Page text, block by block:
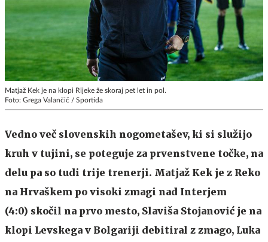
Matjaž Kek je na klopi Rijeke že skoraj pet let in pol.
Foto: Grega Valančič / Sportida
Vedno več slovenskih nogometašev, ki si služijo
kruh v tujini, se poteguje za prvenstvene točke, na
delu pa so tudi trije trenerji. Matjaž Kek je z Reko
na Hrvaškem po visoki zmagi nad Interjem
(4:0) skočil na prvo mesto, Slaviša Stojanović je na
klopi Levskega v Bolgariji debitiral z zmago, Luka